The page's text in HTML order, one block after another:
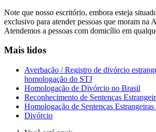
Note que nosso escritório, embora esteja
exclusivo para atender pessoas que moram na
Atendemos a pessoas com domicílio em
Mais lidos
Averbação / Registro de divórcio
homologação do STJ
Homologação de Divórcio no Brasil
Reconhecimento de Sentenças
Homologação de Sentenças
Divórcio